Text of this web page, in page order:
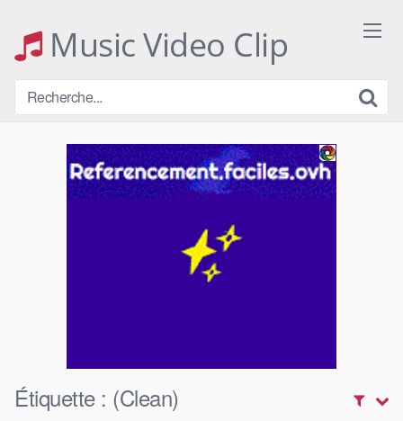
contentMusic Video Clip
Étiquette : (Clean)